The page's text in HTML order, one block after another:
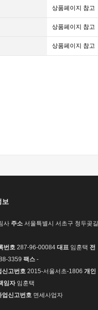
상품페이지 참고
상품페이지 참고
상품페이지 참고
사 주소 서울특별시 서초구 청두곶길
번호 287-96-00084 대표 임훈택 전
3359 팩스 -
신고번호 2015-서울서초-1806 개인
임자임훈택
업신고번호 면세사업자